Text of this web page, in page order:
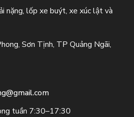
nặng, lốp xe buýt, xe xúc lật và
Sơn Tịnh, TP Quảng Ngãi,
tuần 7:30–17:30